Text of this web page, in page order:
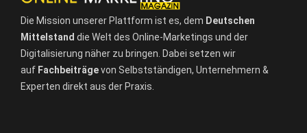
Die Mission unserer Plattform ist es, dem Deutschen
Mittelstand die Welt des Online-Marketings und der
Digitalisierung näher zu bringen. Dabei setzen wir
auf Fachbeiträgevon Selbstständigen, Unternehmern &
Experten direkt aus der Praxis.